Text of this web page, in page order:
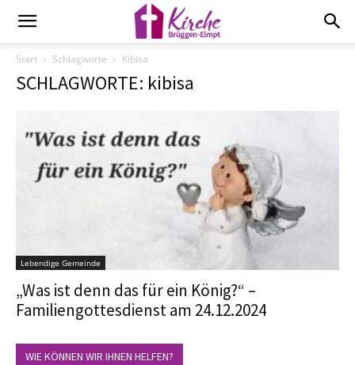
Start Schlagworte Kibisa
SCHLAGWORTE: kibisa
Lebendige Gemeinde
„Was ist denn das für ein König?“ –
Familiengottesdienst am 24.12.2024
WIE KÖNNEN WIR IHNEN HELFEN?